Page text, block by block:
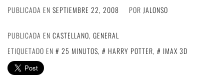
PUBLICADA EN SEPTIEMBRE 22, 2008 POR JALONSO
PUBLICADA EN CASTELLANO, GENERAL
ETIQUETADO EN
25 MINUTOS, HARRY POTTER, IMAX 3D